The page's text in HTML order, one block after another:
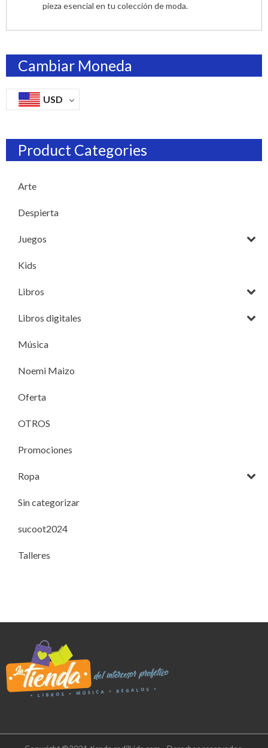
pieza esencial en tu colección de moda.
Cambiar Moneda
USD
Product Categories
Arte
Despierta
Juegos
Kids
Libros
Libros digitales
Música
Noemi Maizo
Oferta
OTROS
Promociones
Ropa
Sin categorizar
sucoot2024
Talleres